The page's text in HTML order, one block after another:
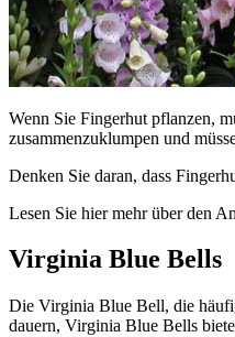
Wenn Sie Fingerhut pflanzen,
zusammenzuklumpen und
Denken Sie daran, dass
Lesen Sie hier mehr über den
Virginia Blue Bells
Die Virginia Blue Bell, die
dauern, Virginia Blue Bells